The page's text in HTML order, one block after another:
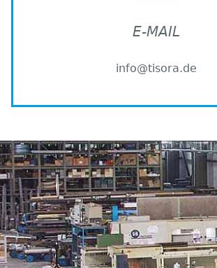
E-MAIL
info@tisora.de
Wir freuen uns auf Ihre